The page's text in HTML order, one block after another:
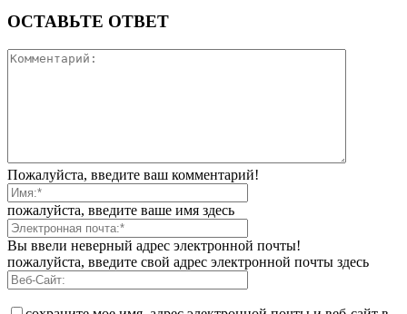
ОСТАВЬТЕ ОТВЕТ
Пожалуйста, введите ваш комментарий!
пожалуйста, введите ваше имя здесь
Вы ввели неверный адрес электронной почты!
пожалуйста, введите свой адрес электронной почты здесь